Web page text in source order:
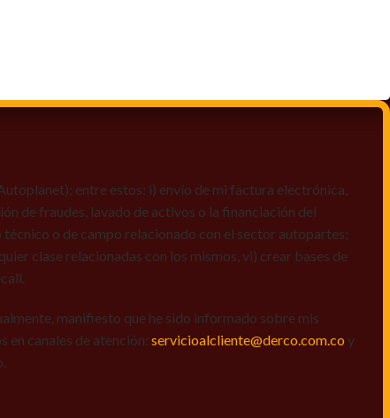
entre estos: i) envío de mi factura electrónica,
de fraudes, lavado de activos o la financiación del
o de campo relacionado con el sector autopartes;
clase relacionadas con los mismos, vi) crear bases de
manifiesto que he sido informado sobre mis
en canales de atención: servicioalcliente@derco.com.co y